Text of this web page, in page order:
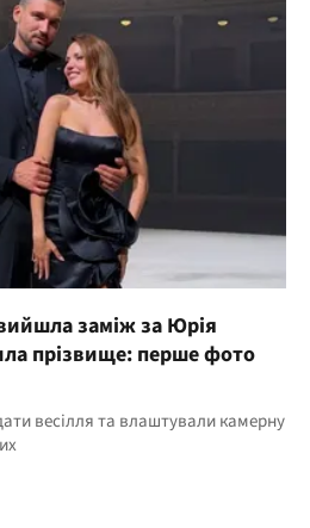
заміж за Юрія
прізвище: перше фото
весілля та влаштували камерну